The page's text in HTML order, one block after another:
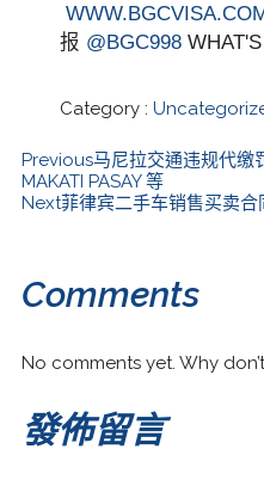
报 @BGC998
Category :
Previous马尼拉交通违规代缴
MAKATI PASAY 等
Next菲律宾二手车销售买卖
Comments
No comments yet. Why
發佈留言